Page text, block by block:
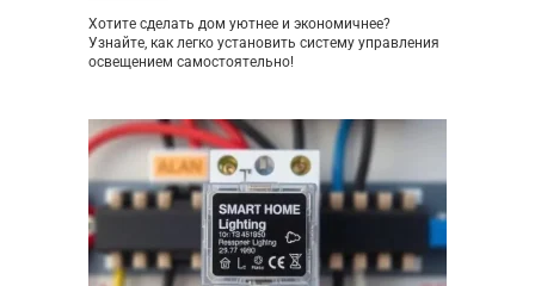
Хотите сделать дом уютнее и экономичнее?
Узнайте, как легко установить систему управления
освещением самостоятельно!